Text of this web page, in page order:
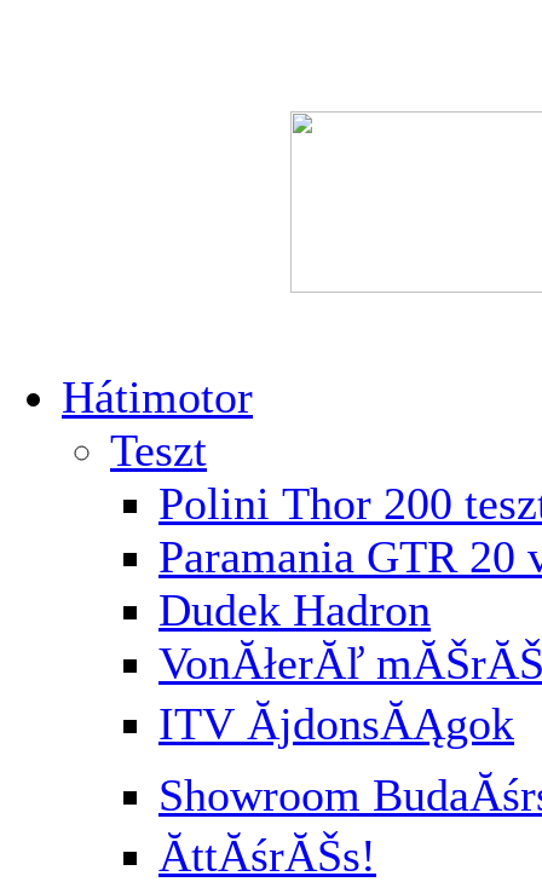
Hátimotor
Teszt
Polini Thor 200
Paramania GTR 20
Dudek Hadron
VonĂłerĂľ
ITV ĂjdonsĂĄgok
Showroom
ĂttĂśrĂŠs!